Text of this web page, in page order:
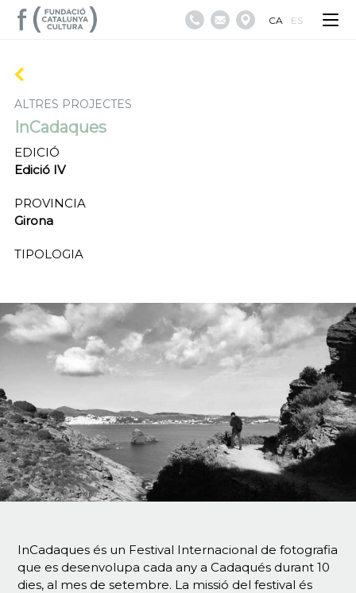
CA ES
ALTRES PROJECTES
InCadaques
EDICIÓ
Edició IV
PROVINCIA
Girona
TIPOLOGIA
InCadaques és un Festival Internacional de fotografia
que es desenvolupa cada any a Cadaqués durant 10
dies, al mes de setembre. La missió del festival és